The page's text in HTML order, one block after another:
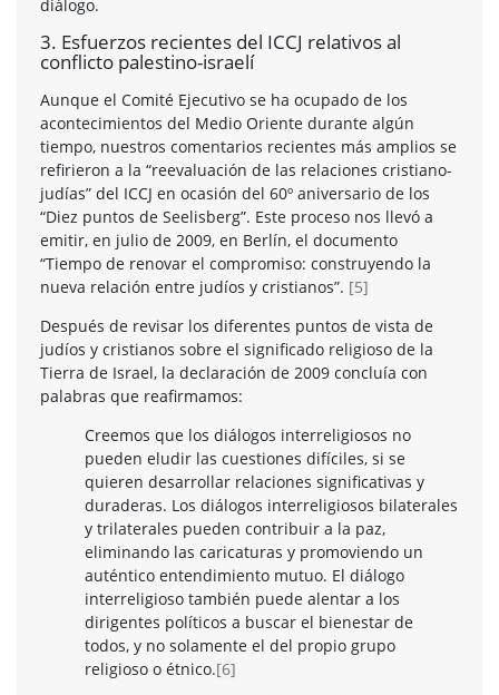
diálogo.
3. Esfuerzos recientes del ICCJ relativos al
conflicto palestino-israelí
Aunque el Comité Ejecutivo se ha ocupado de los
acontecimientos del Medio Oriente durante algún
tiempo, nuestros comentarios recientes más amplios se
refirieron a la “reevaluación de las relaciones cristiano-
judías” del ICCJ en ocasión del 60º aniversario de los
“Diez puntos de Seelisberg”. Este proceso nos llevó a
emitir, en julio de 2009, en Berlín, el documento
“Tiempo de renovar el compromiso: construyendo la
nueva relación entre judíos y cristianos”. [5]
Después de revisar los diferentes puntos de vista de
judíos y cristianos sobre el significado religioso de la
Tierra de Israel, la declaración de 2009 concluía con
palabras que reafirmamos:
Creemos que los diálogos interreligiosos no
pueden eludir las cuestiones difíciles, si se
quieren desarrollar relaciones significativas y
duraderas. Los diálogos interreligiosos bilaterales
y trilaterales pueden contribuir a la paz,
eliminando las caricaturas y promoviendo un
auténtico entendimiento mutuo. El diálogo
interreligioso también puede alentar a los
dirigentes políticos a buscar el bienestar de
todos, y no solamente el del propio grupo
religioso o étnico.[6]